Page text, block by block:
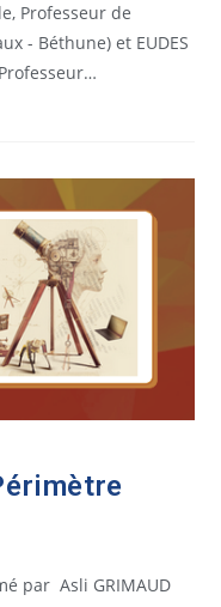
Professeur de
- Béthune) et EUDES
par Asli GRIMAUD